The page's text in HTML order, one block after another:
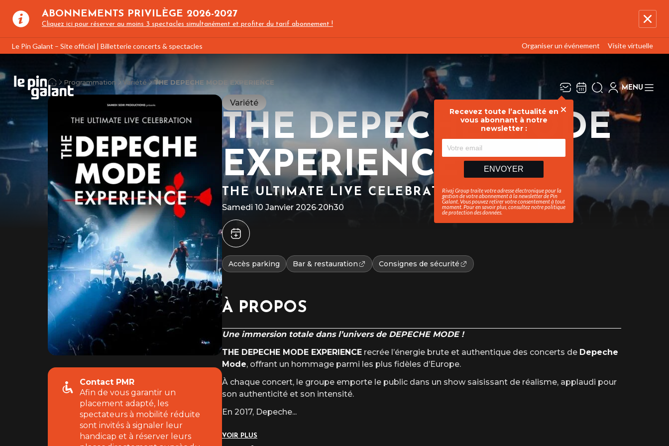
ABONNEMENTS PRIVILÈGE 2026-2027
Cliquez ici pour réserver au moins 3 spectacles simultanément et profiter du tarif abonnement !
Le Pin Galant – Site officiel | Billetterie concerts & spectacles Organiser un événement Visite virtuelle
Fermer
Recevez toute l’actualité en
vous abonnant à notre
newsletter :
ENVOYER
Rivaj Group traite votre adresse électronique pour la
gestion de votre abonnement à la newsletter de Pin
Galant . Vous pouvez retirer votre consentement à tout
moment. Pour en savoir plus, consultez notrepolitique
de protection des données
MENU
Programmation Variété THE DEPECHE MODE EXPERIENCE
Contact PMR
Afin de vous garantir un
placement adapté, les
spectateurs à mobilité réduite
sont invités à signaler leur
handicap et à réserver leurs
Variété
THE DEPECHE MODE
EXPERIENCE
THE ULTIMATE LIVE CELEBRATION
Samedi 10 Janvier 2026·20h30
Accès parking Bar & restauration Consignes de sécurité
À PROPOS
Une immersion totale dans l’univers de DEPECHE MODE !
THE DEPECHE MODE EXPERIENCE recrée l’énergie brute et authentique des concerts de Depeche
Mode, offrant un hommage parmi les plus fidèles d’Europe.
À chaque concert, le groupe emporte le public dans un show saisissant de réalisme, applaudi pour
son authenticité et son intensité.
En 2017, Depeche...
VOIR PLUS